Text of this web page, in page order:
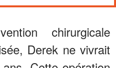
chirurgicale
Derek ne vivrait